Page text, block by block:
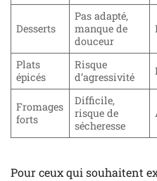
Desserts
Pas adapté,
manque de
douceur
Plats
épicés
Risque
d’agressivité
Fromages
forts
Difficile,
risque de
sécheresse
Pour ceux qui souhaitent